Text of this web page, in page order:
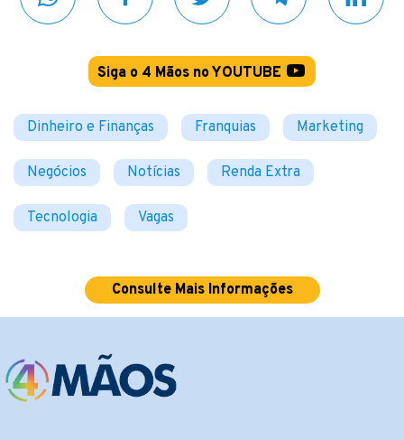
Siga o 4 Mãos no YOUTUBE
Dinheiro e Finanças Franquias Marketing
Negócios Notícias Renda Extra
Tecnologia Vagas
Consulte Mais Informações